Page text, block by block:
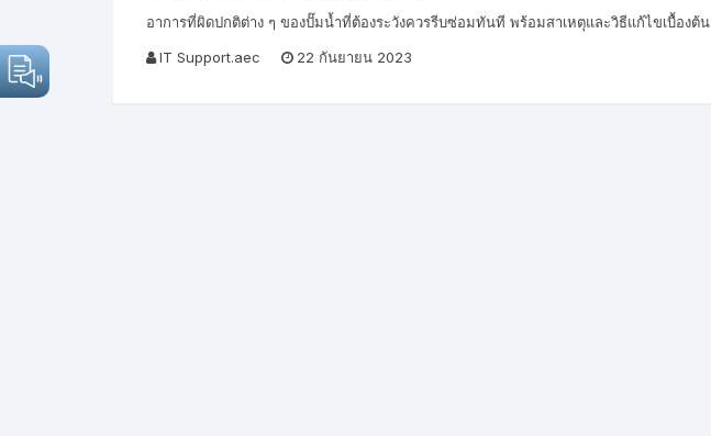
อาการที่ผิดปกติต่าง ๆ ของปั๊มน้ำที่ต้องระวังควรรีบซ่อมทันที พร้อมสาเหตุและวิธีแก้ไขเบื้องต้น
IT Support.aec
22 กันยายน 2023